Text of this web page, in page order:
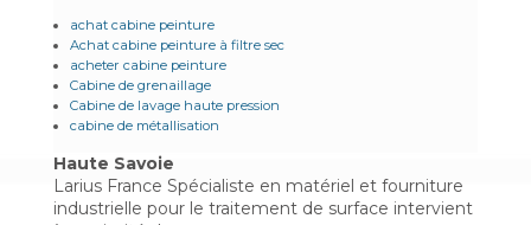
achat cabine peinture
Achat cabine peinture à filtre sec
acheter cabine peinture
Cabine de grenaillage
Cabine de lavage haute pression
cabine de métallisation
Haute Savoie
Larius France Spécialiste en matériel et fourniture
industrielle pour le traitement de surface intervient